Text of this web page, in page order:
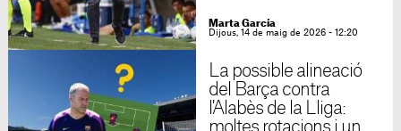
Marta García
Dijous, 14 de maig de 2026 - 12:20
La possible alineació
del Barça contra
l'Alabès de la Lliga:
moltes rotacions i un